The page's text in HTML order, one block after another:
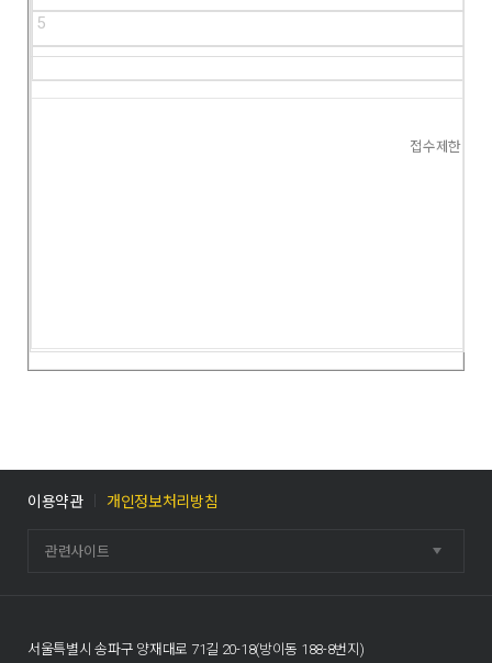
5
접수제한
이용약관 개인정보처리방침
관련사이트
서울특별시 송파구 양재대로 71길 20-18(방이동 188-8번지)